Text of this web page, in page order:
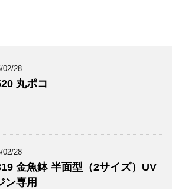
02/28
丸ポコ
02/28
金魚鉢 半面型（2サイズ）UV
ン専用